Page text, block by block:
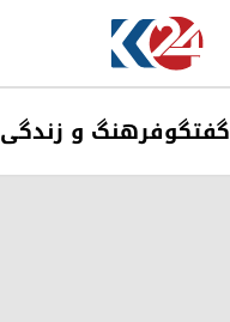
گفتگوفرهنگ و زندگی